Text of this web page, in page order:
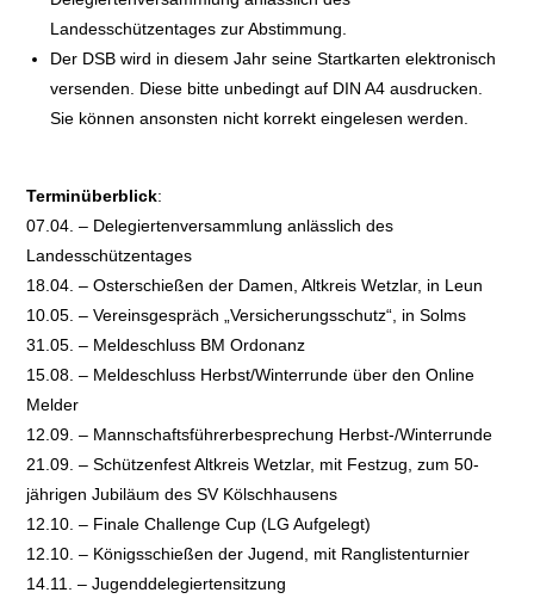
Landesschützentages zur Abstimmung.
Der DSB wird in diesem Jahr seine Startkarten elektronisch
versenden. Diese bitte unbedingt auf DIN A4 ausdrucken.
Sie können ansonsten nicht korrekt eingelesen werden.
Terminüberblick:
07.04. – Delegiertenversammlung anlässlich des
Landesschützentages
18.04. – Osterschießen der Damen, Altkreis Wetzlar, in Leun
10.05. – Vereinsgespräch „Versicherungsschutz“, in Solms
31.05. – Meldeschluss BM Ordonanz
15.08. – Meldeschluss Herbst/Winterrunde über den Online
Melder
12.09. – Mannschaftsführerbesprechung Herbst-/Winterrunde
21.09. – Schützenfest Altkreis Wetzlar, mit Festzug, zum 50-
jährigen Jubiläum des SV Kölschhausens
12.10. – Finale Challenge Cup (LG Aufgelegt)
12.10. – Königsschießen der Jugend, mit Ranglistenturnier
14.11. – Jugenddelegiertensitzung